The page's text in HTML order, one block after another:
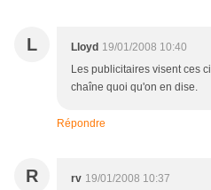
L Lloyd 19/01/2008 10:40
Les publicitaires visent ces
chaîne quoi qu'on en dise.
Répondre
R rv 19/01/2008 10:37